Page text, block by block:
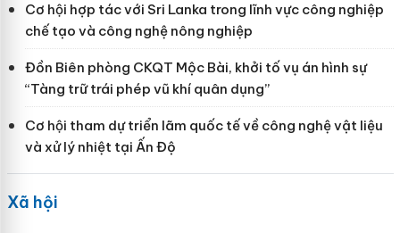
Cơ hội hợp tác với Sri Lanka trong lĩnh vực công nghiệp
chế tạo và công nghệ nông nghiệp
Đồn Biên phòng CKQT Mộc Bài, khởi tố vụ án hình sự
“Tàng trữ trái phép vũ khí quân dụng”
Cơ hội tham dự triển lãm quốc tế về công nghệ vật liệu
và xử lý nhiệt tại Ấn Độ
Xã hội